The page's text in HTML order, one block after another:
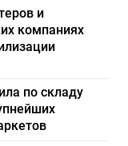
и
компаниях
по складу